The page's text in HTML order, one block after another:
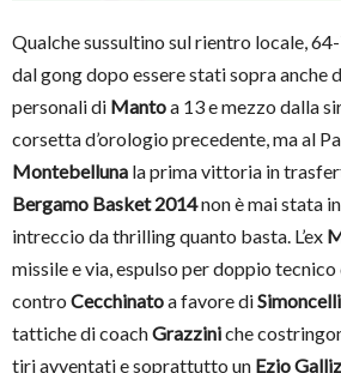
Qualche sussultino sul rientro locale,
dal gong dopo essere stati sopra anche
personali di Mantoa 13 e mezzo dalla
corsetta d’orologio precedente, ma al
Montebelluna la prima vittoria in
Bergamo Basket 2014non è mai stata
intreccio da thrilling quanto basta. L’ex
missile e via, espulso per doppio
contro Cecchinatoa favore diSimoncelli
tattiche di coachGrazziniche
tiri avventati e soprattutto un Ezio